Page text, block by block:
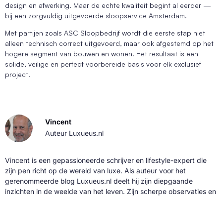
design en afwerking. Maar de echte kwaliteit begint al eerder —
bij een zorgvuldig uitgevoerde sloopservice Amsterdam.
Met partijen zoals ASC Sloopbedrijf wordt die eerste stap niet
alleen technisch correct uitgevoerd, maar ook afgestemd op het
hogere segment van bouwen en wonen. Het resultaat is een
solide, veilige en perfect voorbereide basis voor elk exclusief
project.
Vincent
Auteur Luxueus.nl
Vincent is een gepassioneerde schrijver en lifestyle-expert die
zijn pen richt op de wereld van luxe. Als auteur voor het
gerenommeerde blog Luxueus.nl deelt hij zijn diepgaande
inzichten in de weelde van het leven. Zijn scherpe observaties en